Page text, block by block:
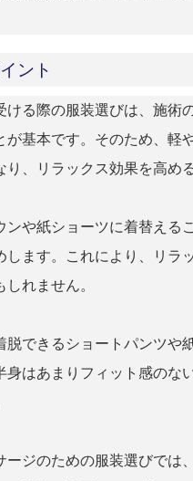
ント
ける際の服装選びは、施術
が基本です。そのため、軽
、リラックス効果を高め
ンや紙ショーツに着替え
します。これにより、リ
れません。
脱できるショートパンツや
身はあまりフィット感のな
ージのための服装選びでは